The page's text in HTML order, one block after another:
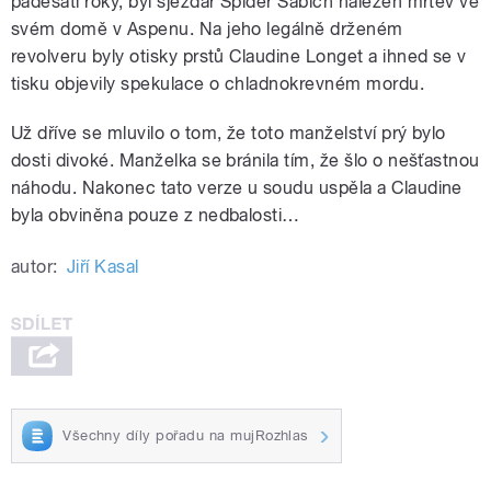
svém domě v Aspenu. Na jeho legálně drženém
revolveru byly otisky prstů Claudine Longet a ihned se v
tisku objevily spekulace o chladnokrevném mordu.
Už dříve se mluvilo o tom, že toto manželství prý bylo
dosti divoké. Manželka se bránila tím, že šlo o nešťastnou
náhodu. Nakonec tato verze u soudu uspěla a Claudine
byla obviněna pouze z nedbalosti…
autor: Jiří Kasal
Všechny díly pořadu na mujRozhlas